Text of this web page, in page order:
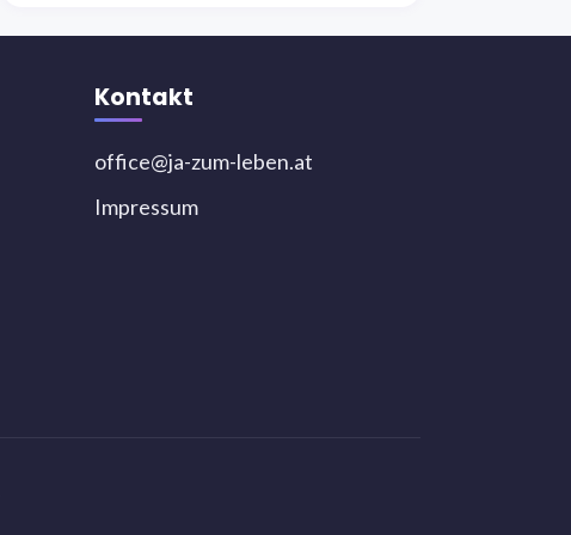
Kontakt
office@ja-zum-leben.at
Impressum